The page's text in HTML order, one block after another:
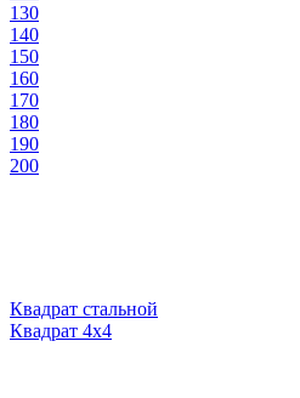
130
140
150
160
170
180
190
200
Квадрат стальной
Квадрат 4х4